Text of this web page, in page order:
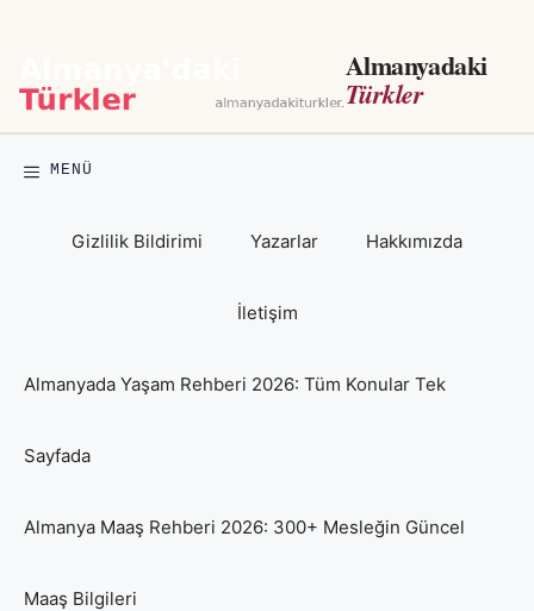
Almanyadaki
Türkler
MENÜ
Gizlilik Bildirimi Yazarlar Hakkımızda
İletişim
Almanyada Yaşam Rehberi 2026: Tüm Konular Tek
Sayfada
Almanya Maaş Rehberi 2026: 300+ Mesleğin Güncel
Maaş Bilgileri